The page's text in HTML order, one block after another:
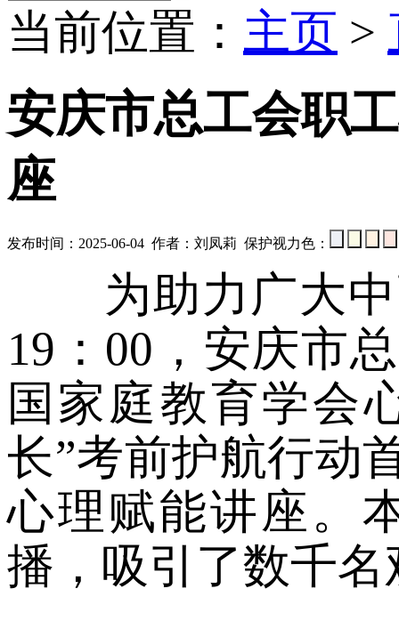
当前位置： 主页 >
安庆市总工会职
座
发布时间：2025-06-04 作者：刘凤莉 保护视力色：
为助力广大中
19：00，安庆市
国家庭教育学会
长”考前护航行动
心理赋能讲座。
播，吸引了数千